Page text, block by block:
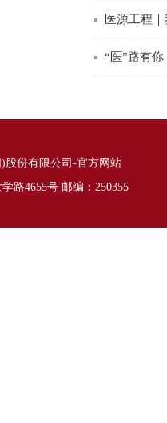
医源工程
“医”路有
股份有限公司-官方网站
路4655号 邮编：250355